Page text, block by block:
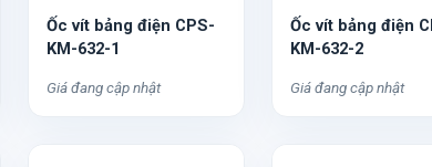
Ốc vít bảng điện CPS-
KM-632-1
Giá đang cập nhật
Ốc vít bảng điện
KM-632-2
Giá đang cập nhật